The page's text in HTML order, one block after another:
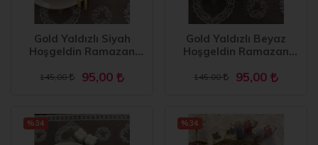
Gold Yaldızlı Siyah
Hoşgeldin Ramazan
Peçete 16 lı
145,00 95,00
Gold Yaldızlı Beyaz
Hoşgeldin Ramazan
Peçete 16 lı
145,00 95,00
%34 %34